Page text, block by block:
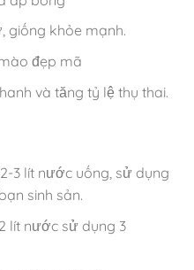
giống khỏe mạnh.
đẹp mã
và tăng tỷ lệ thụ thai.
3 lít nước uống, sử dụng
sinh sản.
lít nước sử dụng 3